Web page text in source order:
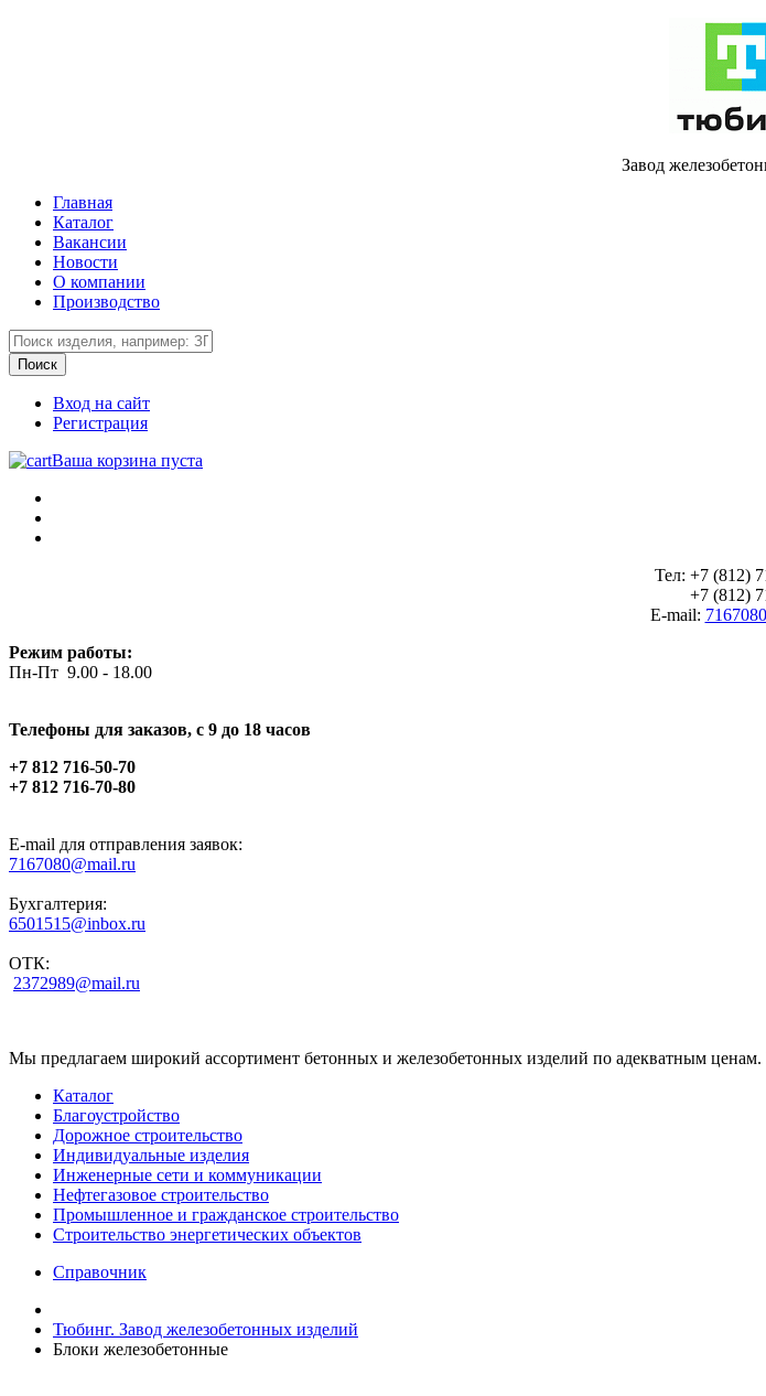
Завод
Главная
Каталог
Вакансии
Новости
О компании
Производство
Вход на сайт
Регистрация
Ваша корзина пуста
Тел: +7 (812)
+7 (812)
E-mail:
Режим работы:
Пн-Пт 9.00 - 18.00
Телефоны для заказов, c 9 до 18 часов
+7 812 716-50-70
+7 812 716-70-80
E-mail для отправления заявок:
7167080@mail.ru
Бухгалтерия:
6501515@inbox.ru
ОТК:
2372989@mail.ru
Мы предлагаем широкий ассортимент бетонных и железобетонных изделий по адекватным
Каталог
Благоустройство
Дорожное строительство
Индивидуальные изделия
Инженерные сети и коммуникации
Нефтегазовое строительство
Промышленное и гражданское строительство
Строительство энергетических объектов
Справочник
Тюбинг. Завод железобетонных изделий
Блоки железобетонные